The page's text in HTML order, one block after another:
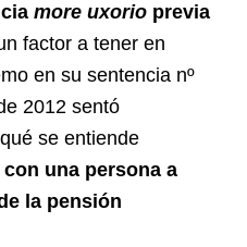
more uxorio previa
factor a tener en
en su sentencia nº
2012 sentó
se entiende
con una persona a
la pensión